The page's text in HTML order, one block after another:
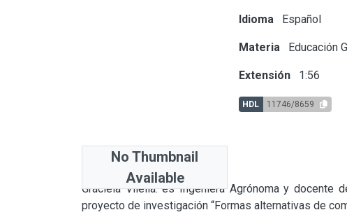
Idioma Español
Materia Educación
Extensión 1:56
HDL 11746/8659
Graciela Vilella: es Ingeniera Agrónoma y docente
proyecto de investigación “Formas alternativas de
No Thumbnail
Available